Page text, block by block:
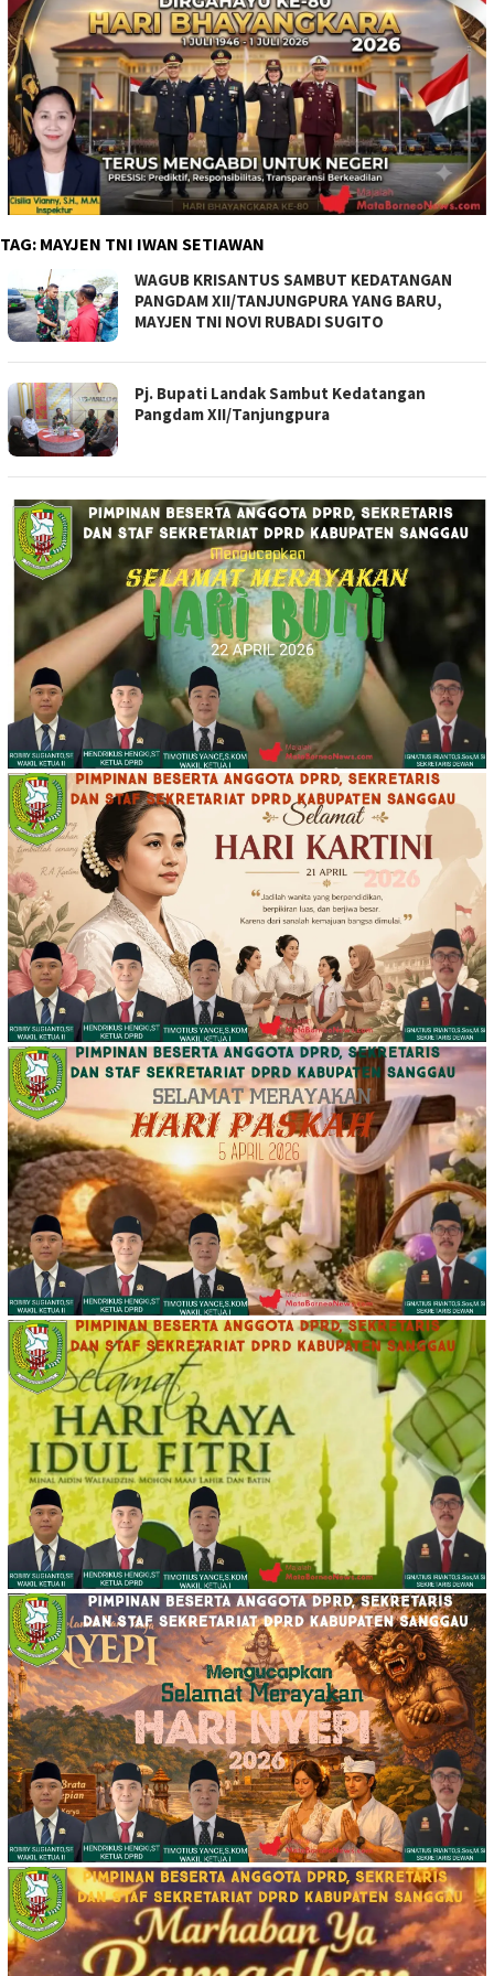
TAG: MAYJEN TNI IWAN SETIAWAN
WAGUB KRISANTUS SAMBUT KEDATANGAN
PANGDAM XII/TANJUNGPURA YANG BARU,
MAYJEN TNI NOVI RUBADI SUGITO
Pj. Bupati Landak Sambut Kedatangan
Pangdam XII/Tanjungpura